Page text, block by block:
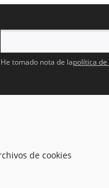
He tomado nota de lapolítica
de cookies